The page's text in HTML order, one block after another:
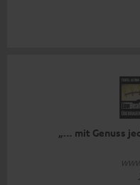
„… mit Genuss